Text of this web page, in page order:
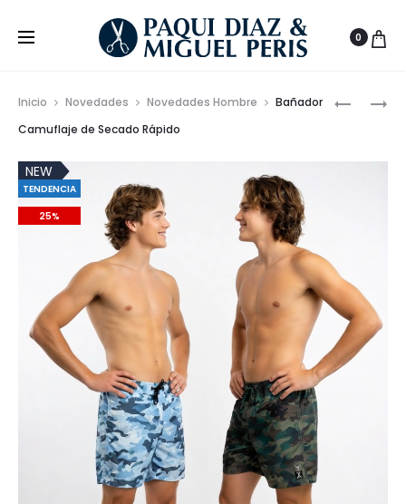
0
VESTIDO
CETTI
–
EN
Inicio Novedades Novedades Hombre
Bañador
Camuflaje de Secado Rápido
TENDENCIA
25%
NEW